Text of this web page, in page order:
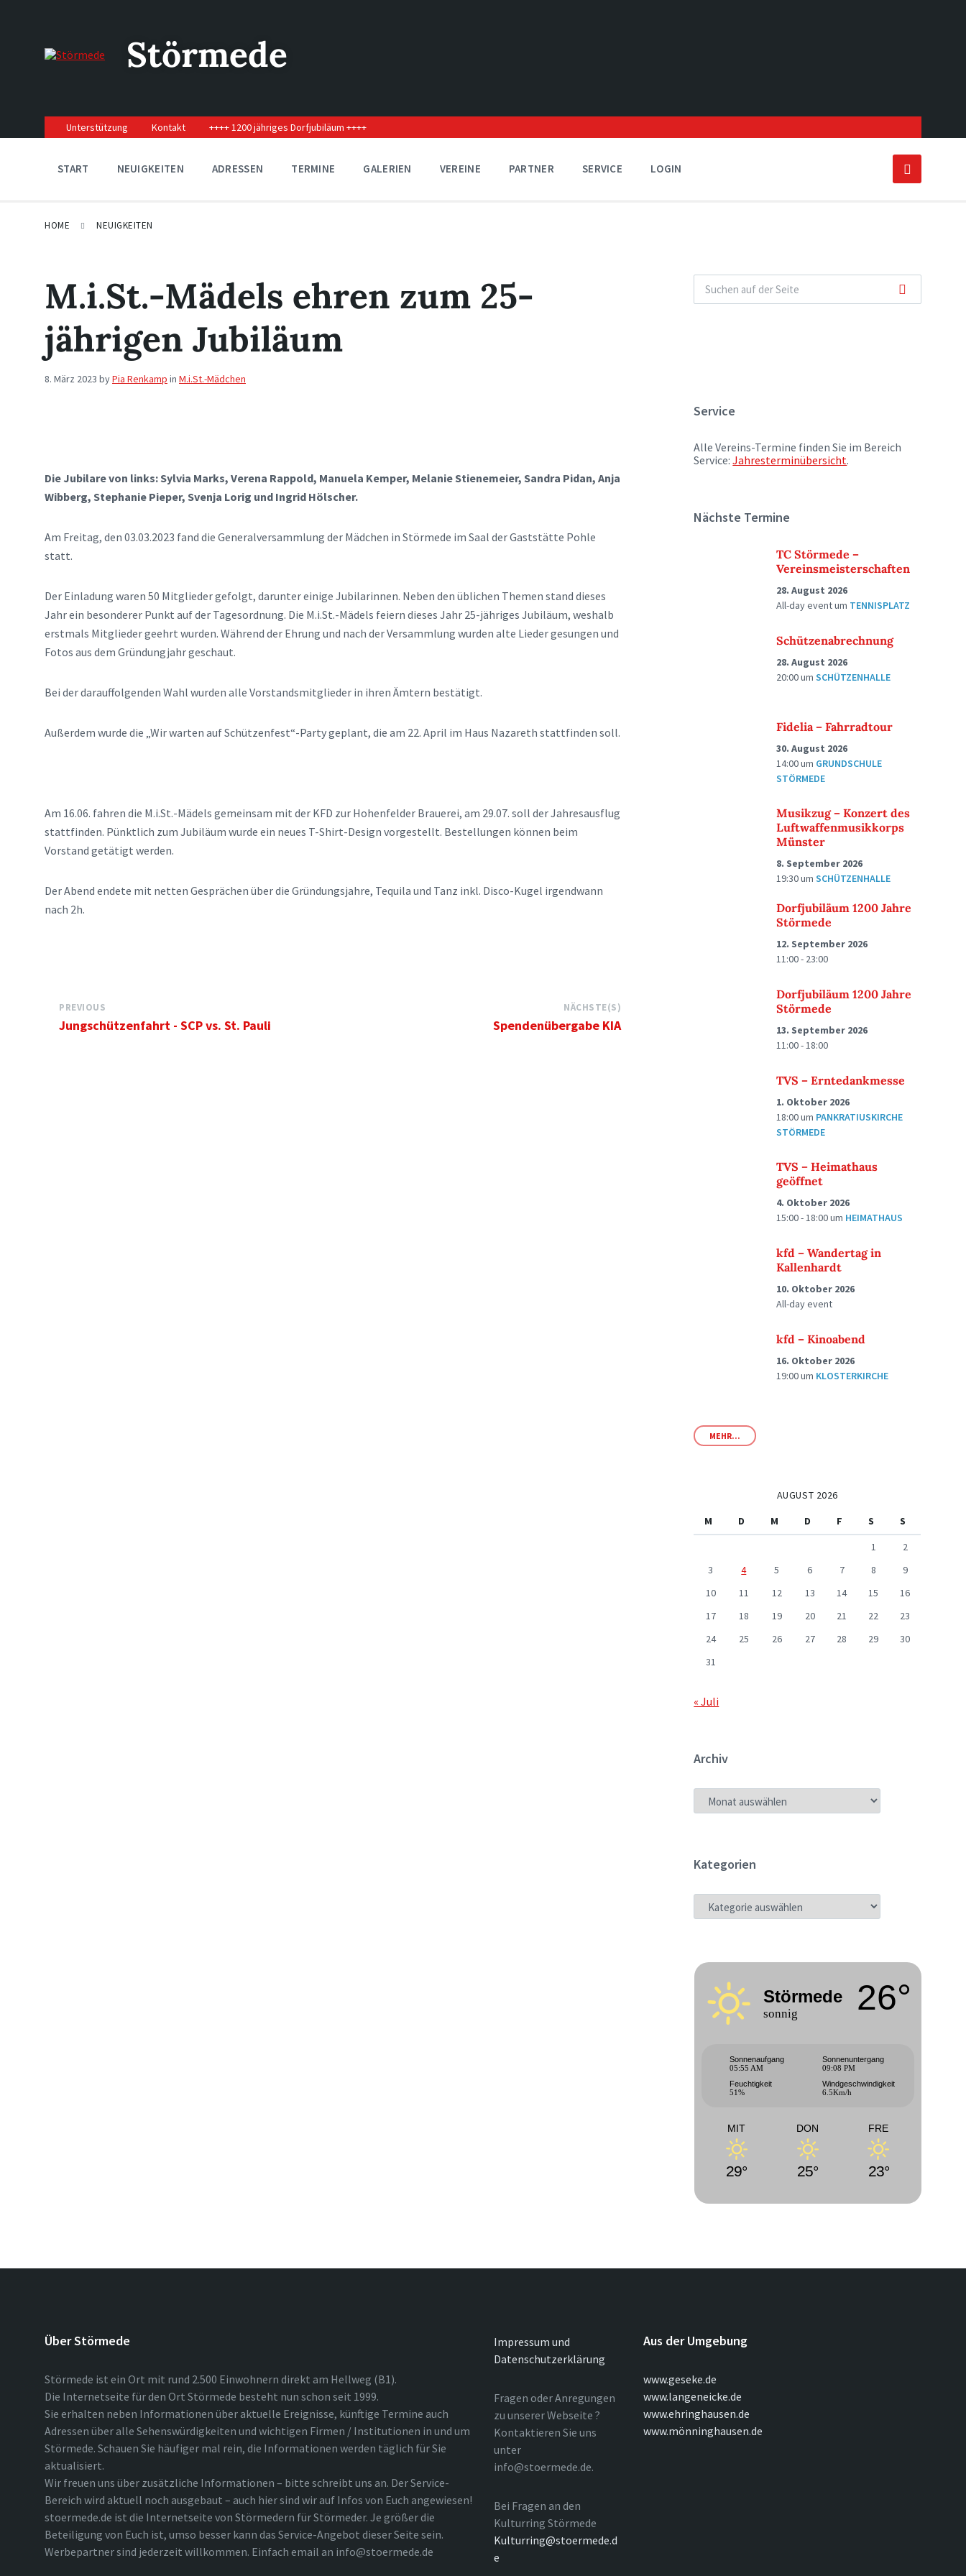
navigation
Störmede
Unterstützung Kontakt ++++ 1200 jähriges Dorfjubiläum ++++
START NEUIGKEITEN ADRESSEN TERMINE GALERIEN VEREINE PARTNER SERVICE LOGIN
HOME NEUIGKEITEN
M.i.St.-Mädels ehren zum 25-
jährigen Jubiläum
8. März 2023 byPia Renkamp in M.i.St.-Mädchen
Die Jubilare von links: Sylvia Marks, Verena Rappold, Manuela Kemper, Melanie Stienemeier, Sandra Pidan, Anja
Wibberg, Stephanie Pieper, Svenja Lorig und Ingrid Hölscher.
Am Freitag, den 03.03.2023 fand die Generalversammlung der Mädchen in Störmede im Saal der Gaststätte Pohle
statt.
Der Einladung waren 50 Mitglieder gefolgt, darunter einige Jubilarinnen. Neben den üblichen Themen stand dieses
Jahr ein besonderer Punkt auf der Tagesordnung. Die M.i.St.-Mädels feiern dieses Jahr 25-jähriges Jubiläum, weshalb
erstmals Mitglieder geehrt wurden. Während der Ehrung und nach der Versammlung wurden alte Lieder gesungen und
Fotos aus dem Gründungjahr geschaut.
Bei der darauffolgenden Wahl wurden alle Vorstandsmitglieder in ihren Ämtern bestätigt.
Außerdem wurde die „Wir warten auf Schützenfest“-Party geplant, die am 22. April im Haus Nazareth stattfinden soll.
Am 16.06. fahren die M.i.St.-Mädels gemeinsam mit der KFD zur Hohenfelder Brauerei, am 29.07. soll der Jahresausflug
stattfinden. Pünktlich zum Jubiläum wurde ein neues T-Shirt-Design vorgestellt. Bestellungen können beim
Vorstand getätigt werden.
Der Abend endete mit netten Gesprächen über die Gründungsjahre, Tequila und Tanz inkl. Disco-Kugel irgendwann
nach 2h.
PREVIOUS
Jungschützenfahrt - SCP vs. St. Pauli
NÄCHSTE(S)
Spendenübergabe KIA
Service
Alle Vereins-Termine finden Sie im Bereich
Service:Jahresterminübersicht.
Nächste Termine
TC Störmede –
Vereinsmeisterschaften
28. August 2026
All-day eventum TENNISPLATZ
Schützenabrechnung
28. August 2026
20:00umSCHÜTZENHALLE
Fidelia – Fahrradtour
30. August 2026
14:00um GRUNDSCHULE
STÖRMEDE
Musikzug – Konzert des
Luftwaffenmusikkorps
Münster
8. September 2026
19:30umSCHÜTZENHALLE
Dorfjubiläum 1200 Jahre
Störmede
12. September 2026
11:00 - 23:00
Dorfjubiläum 1200 Jahre
Störmede
13. September 2026
11:00 - 18:00
TVS – Erntedankmesse
1. Oktober 2026
18:00um PANKRATIUSKIRCHE
STÖRMEDE
TVS – Heimathaus
geöffnet
4. Oktober 2026
15:00 - 18:00um HEIMATHAUS
kfd – Wandertag in
Kallenhardt
10. Oktober 2026
All-day event
kfd – Kinoabend
16. Oktober 2026
19:00um KLOSTERKIRCHE
MEHR...
AUGUST 2026
M
D M D F S
S
1
2
3
4 5 6 7 8
9
10
11 12 13 14 15
16
17
18 19 20 21 22
23
24
25 26 27 28 29
30
31
« Juli
Archiv
ARCHIV
Kategorien
KATEGORIEN
Störmede
sonnig 26°
Sonnenaufgang
05:55 AM
Sonnenuntergang
09:08 PM
Feuchtigkeit
51%
Windgeschwindigkeit
6.5Km/h
MIT
29°
DON
25°
FRE
23°
Über Störmede
Störmede ist ein Ort mit rund 2.500 Einwohnern direkt am Hellweg (B1).
Die Internetseite für den Ort Störmede besteht nun schon seit 1999.
Sie erhalten neben Informationen über aktuelle Ereignisse, künftige Termine auch
Adressen über alle Sehenswürdigkeiten und wichtigen Firmen / Institutionen in und um
Störmede. Schauen Sie häufiger mal rein, die Informationen werden täglich für Sie
aktualisiert.
Wir freuen uns über zusätzliche Informationen – bitte schreibt uns an. Der Service-
Bereich wird aktuell noch ausgebaut – auch hier sind wir auf Infos von Euch angewiesen!
stoermede.de ist die Internetseite von Störmedern für Störmeder. Je größer die
Beteiligung von Euch ist, umso besser kann das Service-Angebot dieser Seite sein.
Werbepartner sind jederzeit willkommen. Einfach email an info@stoermede.de
Impressum und
Datenschutzerklärung
Fragen oder Anregungen
zu unserer Webseite ?
Kontaktieren Sie uns
unter
info@stoermede.de.
Bei Fragen an den
Kulturring Störmede
Kulturring@stoermede.d
e
Aus der Umgebung
www.geseke.de
www.langeneicke.de
www.ehringhausen.de
www.mönninghausen.de